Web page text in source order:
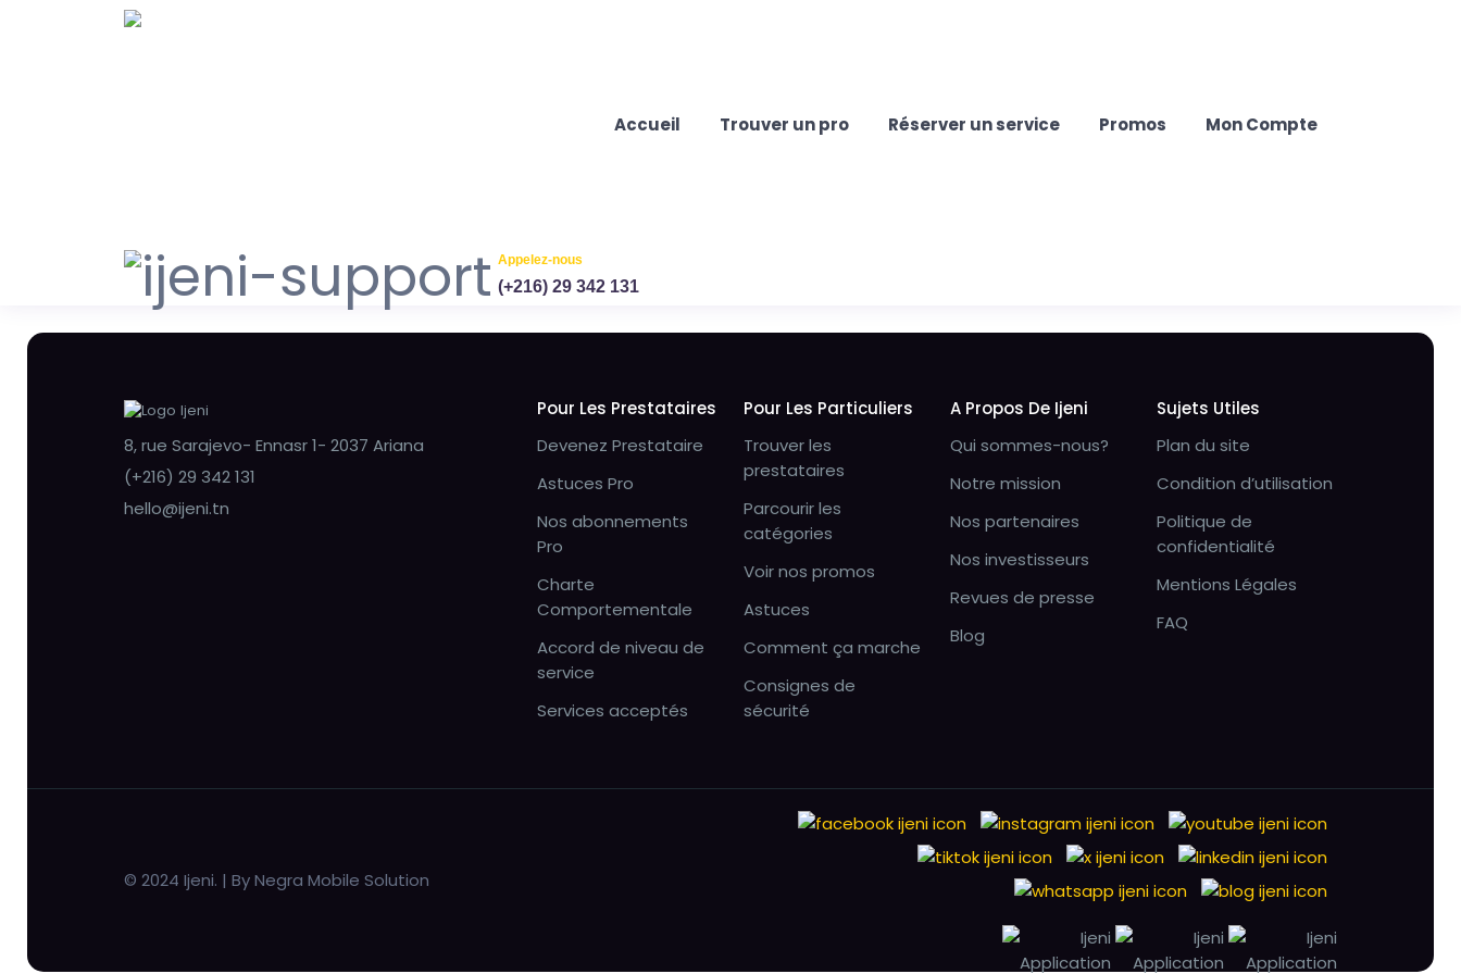
Accueil Trouver un pro Réserver un service Promos Mon Compte
Appelez-nous
(+216) 29 342 131
8, rue Sarajevo- Ennasr 1- 2037 Ariana
(+216) 29 342 131
hello@ijeni.tn
Pour Les Prestataires
Devenez Prestataire
Astuces Pro
Nos abonnements
Pro
Charte
Comportementale
Accord de niveau de
service
Services acceptés
Pour Les Particuliers
Trouver les
prestataires
Parcourir les
catégories
Voir nos promos
Astuces
Comment ça marche
Consignes de
sécurité
A Propos De Ijeni
Qui sommes-nous?
Notre mission
Nos partenaires
Nos investisseurs
Revues de presse
Blog
Sujets Utiles
Plan du site
Condition d’utilisation
Politique de
confidentialité
Mentions Légales
FAQ
© 2024 Ijeni. | By Negra Mobile Solution